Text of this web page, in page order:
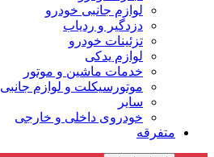
لوازم جانبی خودرو
دزدگیر و ردیاب
تزئینات خودرو
لوازم یدکی
خدمات ماشین و موتور
موتورسیکلت و لوازم جانبی
سایر
خودروی داخلی و خارجی
متفرقه